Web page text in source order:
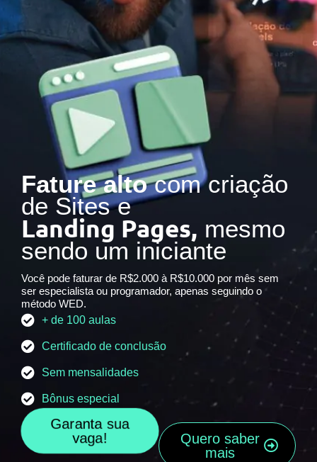
Fature altocom criação
de Sites e
Landing Pages, mesmo
sendo um iniciante
Você pode faturar de R$2.000 à R$10.000 por mês sem
ser especialista ou programador, apenas seguindo o
método WED.
+ de 100 aulas
Certificado de conclusão
Sem mensalidades
Bônus especial
Garanta sua
vaga!
Quero saber
mais